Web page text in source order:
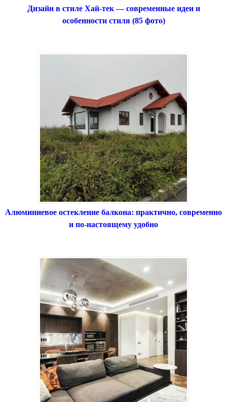
Дизайн в стиле Хай-тек — современные идеи и
особенности стиля (85 фото)
Алюминиевое остекление балкона: практично, современно
и по-настоящему удобно